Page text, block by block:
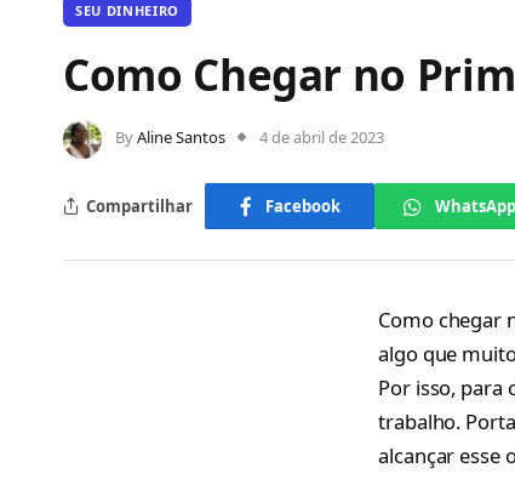
SEU DINHEIRO
Como Chegar no
ByAline Santos 4 de abril de 2023
Compartilhar Facebook WhatsApp
Como chegar
algo que
Por isso, para
trabalho.
alcançar esse